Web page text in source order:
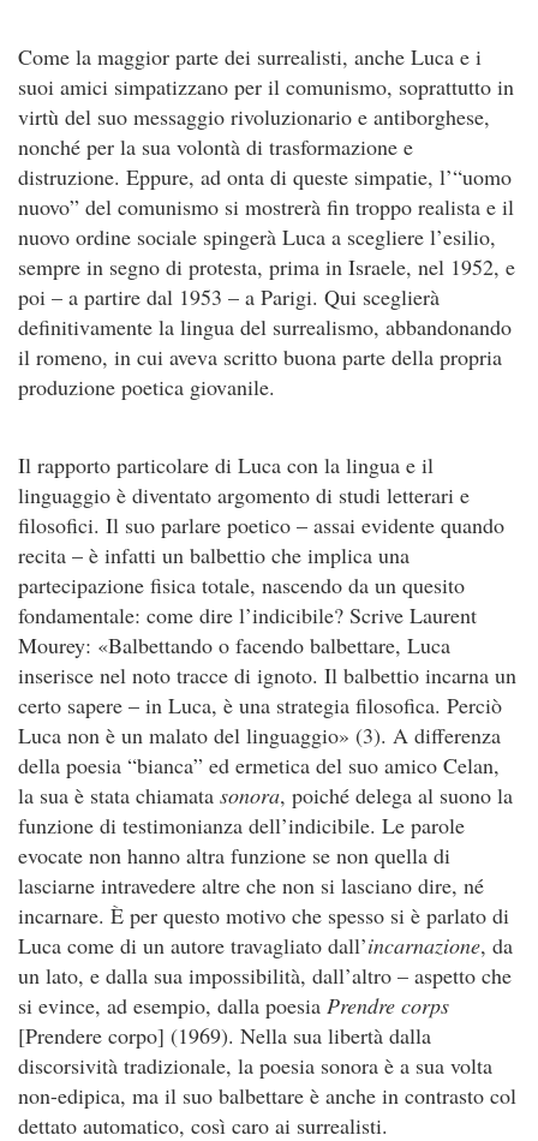
Come la maggior parte dei surrealisti, anche Luca e i
suoi amici simpatizzano per il comunismo, soprattutto in
virtù del suo messaggio rivoluzionario e antiborghese,
nonché per la sua volontà di trasformazione e
distruzione. Eppure, ad onta di queste simpatie, l’“uomo
nuovo” del comunismo si mostrerà fin troppo realista e il
nuovo ordine sociale spingerà Luca a scegliere l’esilio,
sempre in segno di protesta, prima in Israele, nel 1952, e
poi – a partire dal 1953 – a Parigi. Qui sceglierà
definitivamente la lingua del surrealismo, abbandonando
il romeno, in cui aveva scritto buona parte della propria
produzione poetica giovanile.
Il rapporto particolare di Luca con la lingua e il
linguaggio è diventato argomento di studi letterari e
filosofici. Il suo parlare poetico – assai evidente quando
recita – è infatti un balbettio che implica una
partecipazione fisica totale, nascendo da un quesito
fondamentale: come dire l’indicibile? Scrive Laurent
Mourey: «Balbettando o facendo balbettare, Luca
inserisce nel noto tracce di ignoto. Il balbettio incarna un
certo sapere – in Luca, è una strategia filosofica. Perciò
Luca non è un malato del linguaggio» (3). A differenza
della poesia “bianca” ed ermetica del suo amico Celan,
la sua è stata chiamata sonora, poiché delega al suono la
funzione di testimonianza dell’indicibile. Le parole
evocate non hanno altra funzione se non quella di
lasciarne intravedere altre che non si lasciano dire, né
incarnare. È per questo motivo che spesso si è parlato di
Luca come di un autore travagliato dall’incarnazione, da
un lato, e dalla sua impossibilità, dall’altro – aspetto che
si evince, ad esempio, dalla poesia Prendre corps
[Prendere corpo] (1969). Nella sua libertà dalla
discorsività tradizionale, la poesia sonora è a sua volta
non-edipica, ma il suo balbettare è anche in contrasto col
dettato automatico, così caro ai surrealisti.